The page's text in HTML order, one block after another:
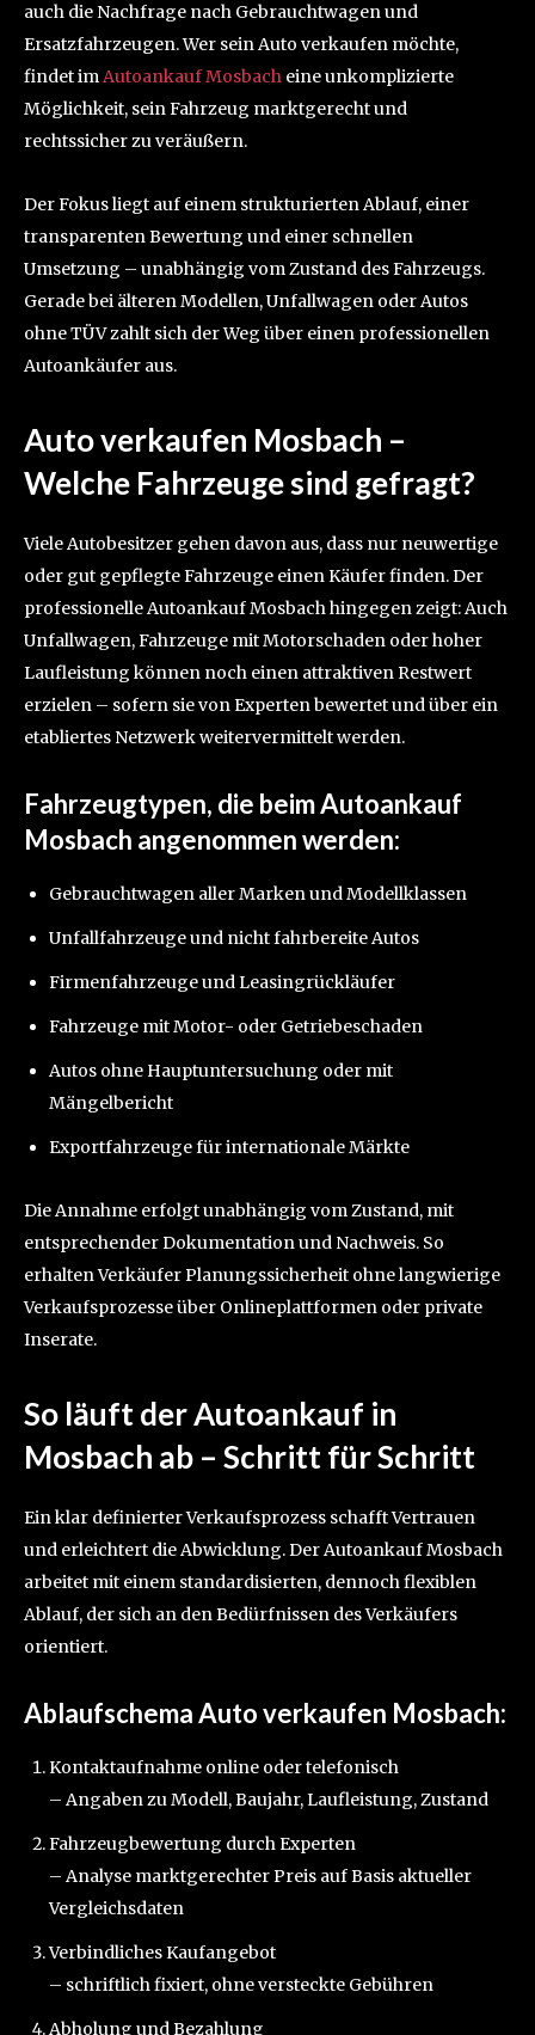
auch die Nachfrage nach Gebrauchtwagen und
Ersatzfahrzeugen. Wer sein Auto verkaufen möchte,
findet imAutoankauf Mosbach eine unkomplizierte
Möglichkeit, sein Fahrzeug marktgerecht und
rechtssicher zu veräußern.
Der Fokus liegt auf einem strukturierten Ablauf, einer
transparenten Bewertung und einer schnellen
Umsetzung – unabhängig vom Zustand des Fahrzeugs.
Gerade bei älteren Modellen, Unfallwagen oder Autos
ohne TÜV zahlt sich der Weg über einen professionellen
Autoankäufer aus.
Auto verkaufen Mosbach –
Welche Fahrzeuge sind gefragt?
Viele Autobesitzer gehen davon aus, dass nur neuwertige
oder gut gepflegte Fahrzeuge einen Käufer finden. Der
professionelle Autoankauf Mosbach hingegen zeigt: Auch
Unfallwagen, Fahrzeuge mit Motorschaden oder hoher
Laufleistung können noch einen attraktiven Restwert
erzielen – sofern sie von Experten bewertet und über ein
etabliertes Netzwerk weitervermittelt werden.
Fahrzeugtypen, die beim Autoankauf
Mosbach angenommen werden:
Gebrauchtwagen aller Marken und Modellklassen
Unfallfahrzeuge und nicht fahrbereite Autos
Firmenfahrzeuge und Leasingrückläufer
Fahrzeuge mit Motor- oder Getriebeschaden
Autos ohne Hauptuntersuchung oder mit
Mängelbericht
Exportfahrzeuge für internationale Märkte
Die Annahme erfolgt unabhängig vom Zustand, mit
entsprechender Dokumentation und Nachweis. So
erhalten Verkäufer Planungssicherheit ohne langwierige
Verkaufsprozesse über Onlineplattformen oder private
Inserate.
So läuft der Autoankauf in
Mosbach ab – Schritt für Schritt
Ein klar definierter Verkaufsprozess schafft Vertrauen
und erleichtert die Abwicklung. Der Autoankauf Mosbach
arbeitet mit einem standardisierten, dennoch flexiblen
Ablauf, der sich an den Bedürfnissen des Verkäufers
orientiert.
Ablaufschema Auto verkaufen Mosbach:
Kontaktaufnahme online oder telefonisch
– Angaben zu Modell, Baujahr, Laufleistung, Zustand
Fahrzeugbewertung durch Experten
– Analyse marktgerechter Preis auf Basis aktueller
Vergleichsdaten
Verbindliches Kaufangebot
– schriftlich fixiert, ohne versteckte Gebühren
Abholung und Bezahlung